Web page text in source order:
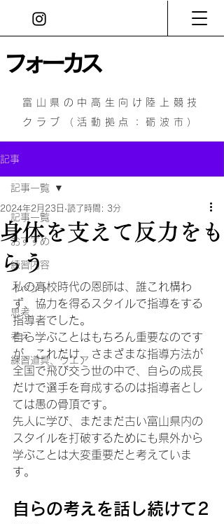
フォーカス
富山県の中高生向け陸上競技
クラブ（活動拠点：砺波市）
記事
記事一覧
おすすめ
練習内容
イベント
思考
考え
練習道具、ウエア
記事一覧
身体を支えて反力をも
らう
2024年2月23日 読了時間: 3分
私の高校時代の恩師は、誰これ構わ
ず、協力を得るスタイルで指導をする
指導者でした。
自ら学ぶことはもちろん重要なのです
が、これだけ、さまざまな指導方法が
全国で飛び交う世の中で、自らの成長
だけで選手を育成するのは指導者とし
ては愚の骨頂です。
先人に学び、まだまだ古い富山県内の
スタイルを打破するためにも県外から
学ぶことは大変重要だと考えていま
す。
自らの考えを話し続けて2